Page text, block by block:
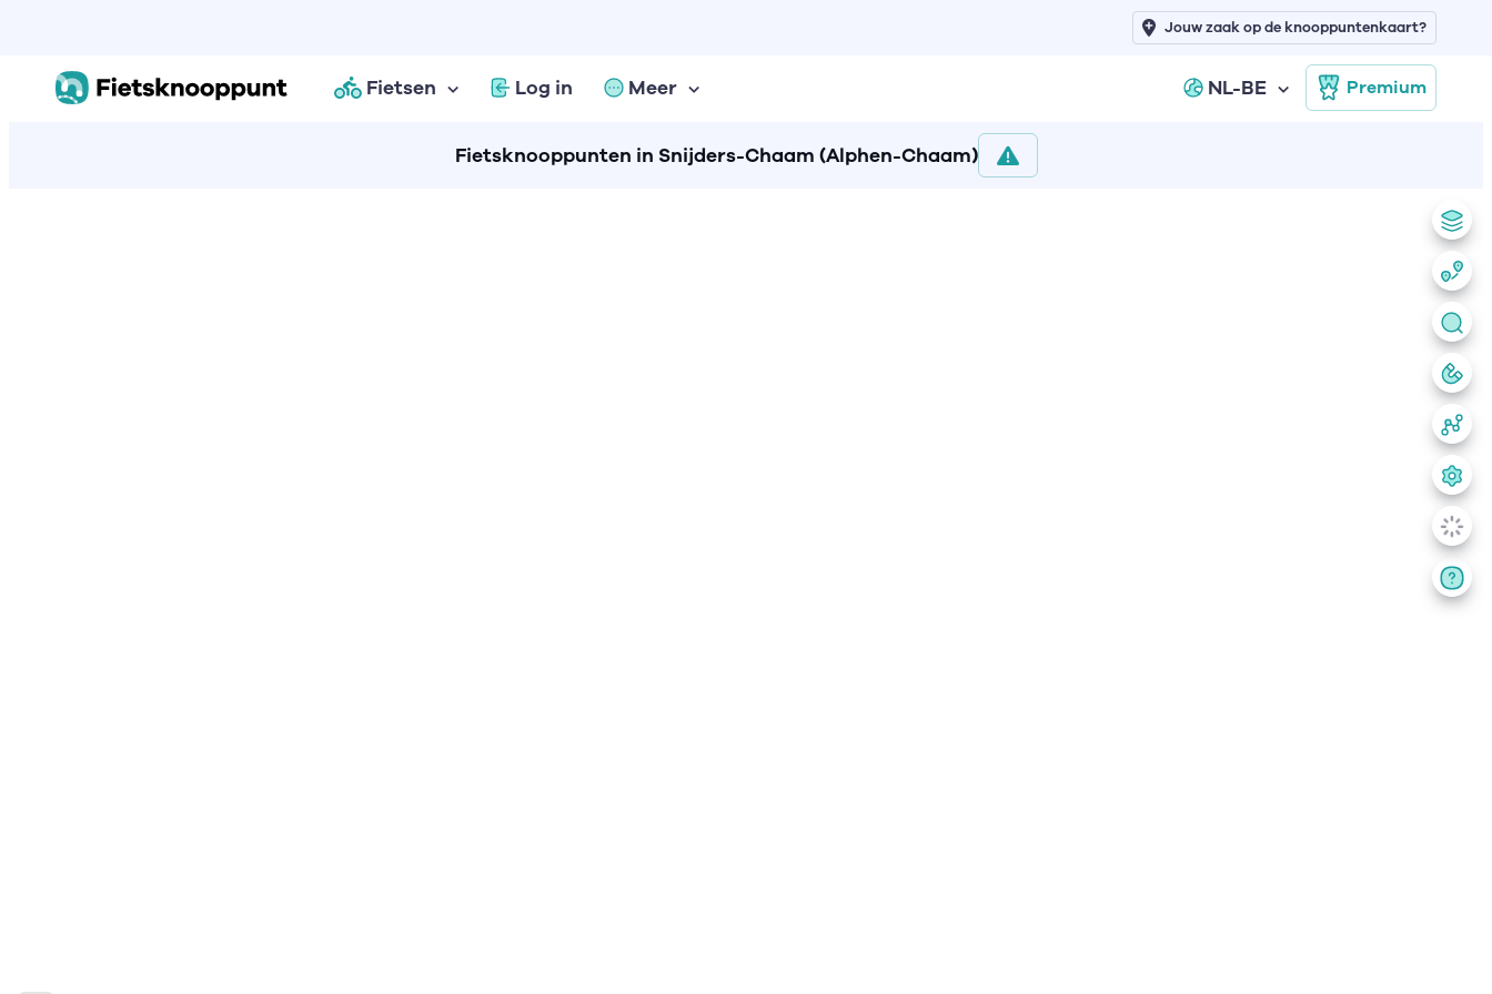
Fietsen Log in Meer NL-BE Premium
Jouw zaak op de knooppuntenkaart?
Fietsknooppunten in Snijders-Chaam (Alphen-Chaam)